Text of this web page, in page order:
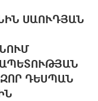
ՍԱՈՒԴՅԱՆ
ԴԵՍՊԱՆ